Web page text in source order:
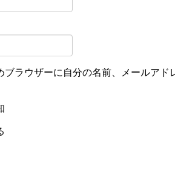
ブラウザーに自分の名前、メールアド